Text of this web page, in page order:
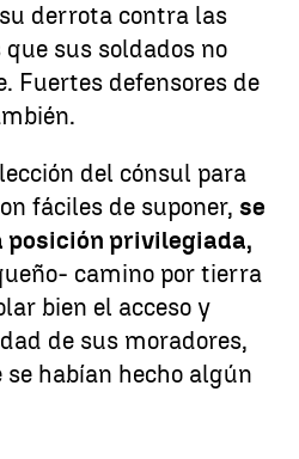
derrota contra las
sus soldados no
Fuertes defensores de
del cónsul para
fáciles de suponer, se
posición privilegiada,
camino por tierra
bien el acceso y
de sus moradores,
habían hecho algún